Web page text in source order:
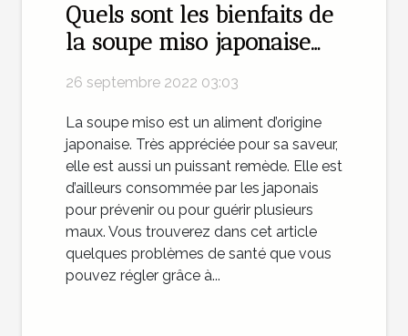
Quels sont les bienfaits de
la soupe miso japonaise
pour votre santé ?
26 septembre 2022 03:03
La soupe miso est un aliment d’origine
japonaise. Très appréciée pour sa saveur,
elle est aussi un puissant remède. Elle est
d’ailleurs consommée par les japonais
pour prévenir ou pour guérir plusieurs
maux. Vous trouverez dans cet article
quelques problèmes de santé que vous
pouvez régler grâce à...